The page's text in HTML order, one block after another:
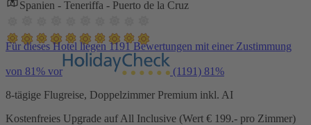
Spanien - Teneriffa - Puerto de la Cruz
Für dieses Hotel liegen 1191 Bewertungen mit einer Zustimmung
von 81% vor (1191) 81%
8-tägige Flugreise, Doppelzimmer Premium inkl. AI
Kostenfreies Upgrade auf All Inclusive (Wert € 199.- pro Zimmer)